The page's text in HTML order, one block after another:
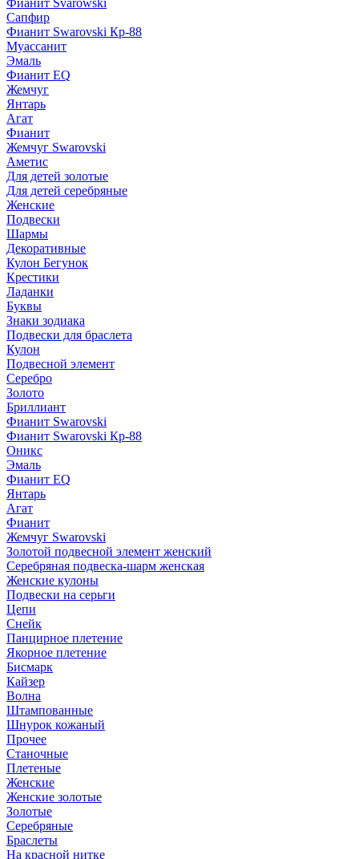
Фианит Svarowski
Сапфир
Фианит Swarovski Кр-88
Муассанит
Эмаль
Фианит EQ
Жемчуг
Янтарь
Агат
Фианит
Жемчуг Swarovski
Аметис
Для детей золотые
Для детей серебряные
Женские
Подвески
Шармы
Декоративные
Кулон Бегунок
Крестики
Ладанки
Буквы
Знаки зодиака
Подвески для браслета
Кулон
Подвесной элемент
Серебро
Золото
Бриллиант
Фианит Swarovski
Фианит Swarovski Кр-88
Оникс
Эмаль
Фианит EQ
Янтарь
Агат
Фианит
Жемчуг Swarovski
Золотой подвесной элемент женcкий
Серебряная подвеска-шарм женская
Женские кулоны
Подвески на серьги
Цепи
Снейк
Панцирное плетение
Якорное плетение
Бисмарк
Кайзер
Волна
Штампованные
Шнурок кожаный
Прочее
Станочные
Плетеные
Женские
Женские золотые
Золотые
Серебряные
Браслеты
На красной нитке